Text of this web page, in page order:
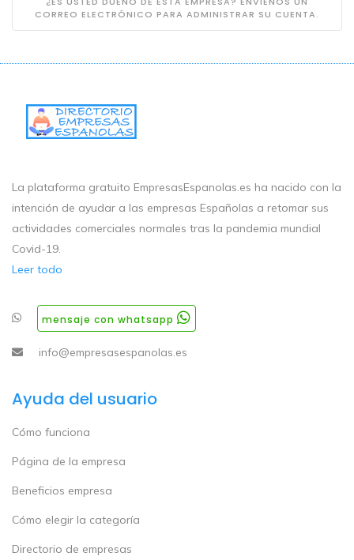
CORREO ELECTRÓNICO PARA ADMINISTRAR SU CUENTA.
La plataforma gratuito EmpresasEspanolas.es ha nacido con la
intención de ayudar a las empresas Españolas a retomar sus
actividades comerciales normales tras la pandemia mundial
Covid-19.
Leer todo
mensaje con whatsapp
info@empresasespanolas.es
Ayuda del usuario
Cómo funciona
Página de la empresa
Beneficios empresa
Cómo elegir la categoría
Directorio de empresas